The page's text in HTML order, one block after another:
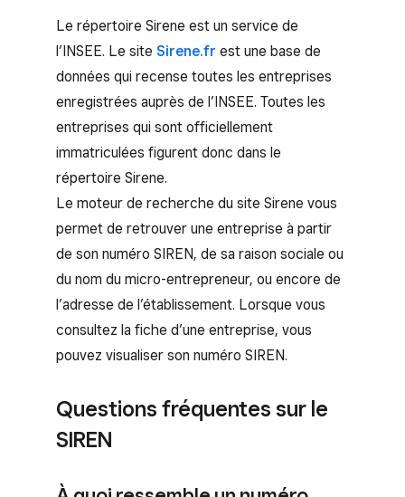
Le répertoire Sirene est un service de
l’INSEE. Le site Sirene.fr est une base de
données qui recense toutes les entreprises
enregistrées auprès de l’INSEE. Toutes les
entreprises qui sont officiellement
immatriculées figurent donc dans le
répertoire Sirene.
Le moteur de recherche du site Sirene vous
permet de retrouver une entreprise à partir
de son numéro SIREN, de sa raison sociale ou
du nom du micro-entrepreneur, ou encore de
l’adresse de l’établissement. Lorsque vous
consultez la fiche d’une entreprise, vous
pouvez visualiser son numéro SIREN.
Questions fréquentes sur le
SIREN